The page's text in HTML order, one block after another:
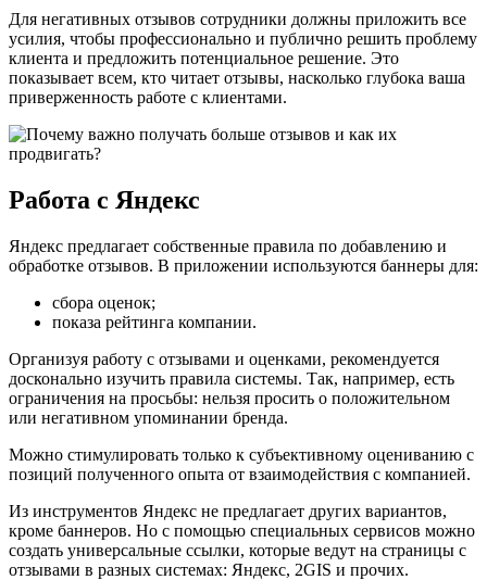
Для негативных отзывов сотрудники должны приложить все
усилия, чтобы профессионально и публично решить проблему
клиента и предложить потенциальное решение. Это
показывает всем, кто читает отзывы, насколько глубока ваша
приверженность работе с клиентами.
Работа с Яндекс
Яндекс предлагает собственные правила по добавлению и
обработке отзывов. В приложении используются баннеры для:
сбора оценок;
показа рейтинга компании.
Организуя работу с отзывами и оценками, рекомендуется
досконально изучить правила системы. Так, например, есть
ограничения на просьбы: нельзя просить о положительном
или негативном упоминании бренда.
Можно стимулировать только к субъективному оцениванию с
позиций полученного опыта от взаимодействия с компанией.
Из инструментов Яндекс не предлагает других вариантов,
кроме баннеров. Но с помощью специальных сервисов можно
создать универсальные ссылки, которые ведут на страницы с
отзывами в разных системах: Яндекс, 2GIS и прочих.